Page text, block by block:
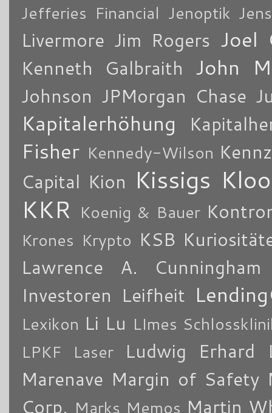
Jefferies Financial Jenoptik
Livermore Jim Rogers Joel
Kenneth Galbraith John
Johnson JPMorgan Chase
Kapitalerhöhung
Fisher Kennedy-Wilson
Capital Kion Kissigs
KKR Koenig & Bauer
Krones Krypto KSB
Lawrence A. Cunningham
Investoren Leifheit
Lexikon Li Lu LImes
LPKF Laser
Ludwig Erhard
Marenave Margin of Safety
Corp. Marks Memos Martin